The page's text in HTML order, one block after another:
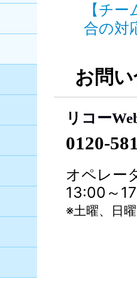
【チ
合の
お問
リコー
0120-
オペレー
13:00～
※土曜、日